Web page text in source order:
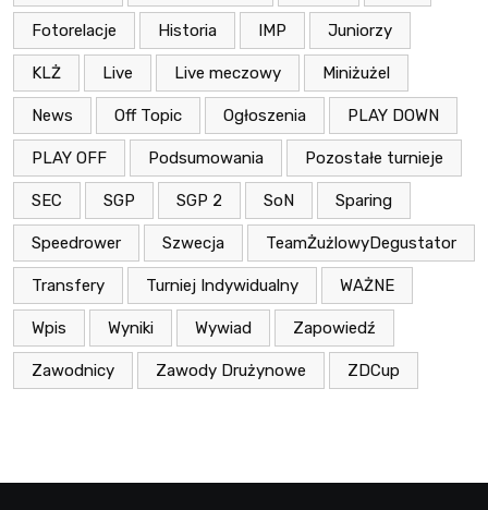
Fotorelacje Historia IMP Juniorzy
KLŻ Live Live meczowy Miniżużel
News Off Topic Ogłoszenia PLAY DOWN
PLAY OFF Podsumowania Pozostałe turnieje
SEC SGP SGP 2 SoN Sparing
Speedrower Szwecja TeamŻużlowyDegustator
Transfery Turniej Indywidualny WAŻNE
Wpis Wyniki Wywiad Zapowiedź
Zawodnicy Zawody Drużynowe ZDCup